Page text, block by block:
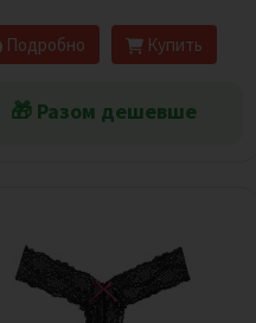
Подробно Купить
🎁 Разом дешевше